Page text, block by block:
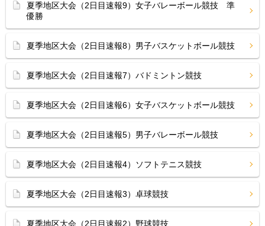
夏季地区大会（2日目速報9）女子バレーボール競技 準
優勝
夏季地区大会（2日目速報8）男子バスケットボール競技
夏季地区大会（2日目速報7）バドミントン競技
夏季地区大会（2日目速報6）女子バスケットボール競技
夏季地区大会（2日目速報5）男子バレーボール競技
夏季地区大会（2日目速報4）ソフトテニス競技
夏季地区大会（2日目速報3）卓球競技
夏季地区大会（2日目速報2）野球競技